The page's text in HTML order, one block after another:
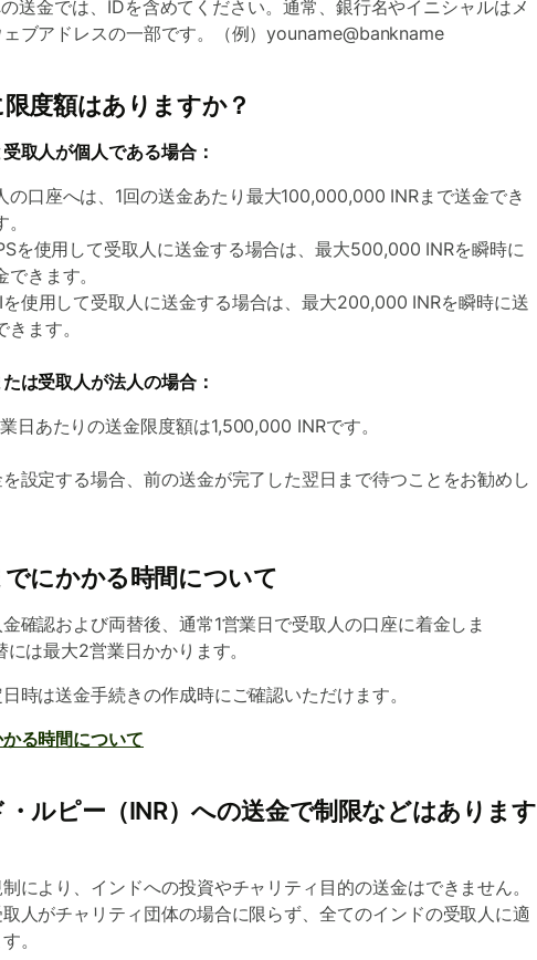
送金では、IDを含めてください。通常、銀行名やイニシャルはメ
ブアドレスの一部です。（例）youname@bankname
度額はありますか？
取人が個人である場合：
の口座へは、1回の送金あたり最大100,000,000 INRまで送金でき
を使用して受取人に送金する場合は、最大500,000 INRを瞬時に
できます。
を使用して受取人に送金する場合は、最大200,000 INRを瞬時に送
きます。
は受取人が法人の場合：
日あたりの送金限度額は1,500,000 INRです。
設定する場合、前の送金が完了した翌日まで待つことをお勧めし
にかかる時間について
確認および両替後、通常1営業日で受取人の口座に着金しま
には最大2営業日かかります。
時は送金手続きの作成時にご確認いただけます。
る時間について
・ルピー（INR）への送金で制限などはあります
により、インドへの投資やチャリティ目的の送金はできません。
人がチャリティ団体の場合に限らず、全てのインドの受取人に適
。